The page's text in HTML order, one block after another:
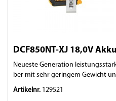
DCF850NT-XJ 18,0V
Neueste Generation
ber mit sehr geringem Gewicht
Artikelnr. 129521